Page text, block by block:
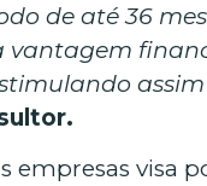
de até 36
empresas visa